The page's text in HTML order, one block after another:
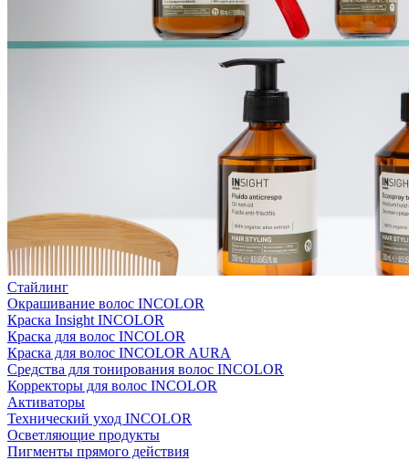
Стайлинг
Окрашивание волос INCOLOR
Краска Insight INCOLOR
Краска для волос INCOLOR
Краска для волос INCOLOR AURA
Средства для тонирования волос INCOLOR
Корректоры для волос INCOLOR
Активаторы
Технический уход INCOLOR
Осветляющие продукты
Пигменты прямого действия